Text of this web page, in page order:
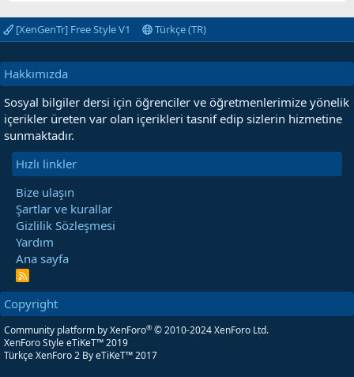
[XenGenTr] Free Style V1 Türkçe (TR)
Hakkımızda
Sosyal bilgiler dersi için öğrenciler ve öğretmenlerimize yönelik
içerikler üreten var olan içerikleri tasnif edip sizlerin hizmetine
sunmaktadır.
Hızlı linkler
Bize ulaşın
Şartlar ve kurallar
Gizlilik Sözleşmesi
Yardım
Ana sayfa
R
S
Copyright
Community platform by XenForo® © 2010-2024 XenForo Ltd.
XenForo Style eTiKeT™ 2019
Türkçe XenForo 2 By eTiKeT™ 2017